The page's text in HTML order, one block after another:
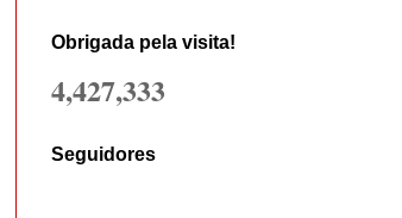
Obrigada pela visita!
4,427,333
Seguidores